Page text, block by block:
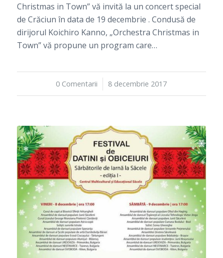
Christmas in Town” vă invită la un concert special
de Crăciun în data de 19 decembrie . Condusă de
dirijorul Koichiro Kanno, „Orchestra Christmas in
Town” vă propune un program care…
0 Comentarii
/ 8 decembrie 2017